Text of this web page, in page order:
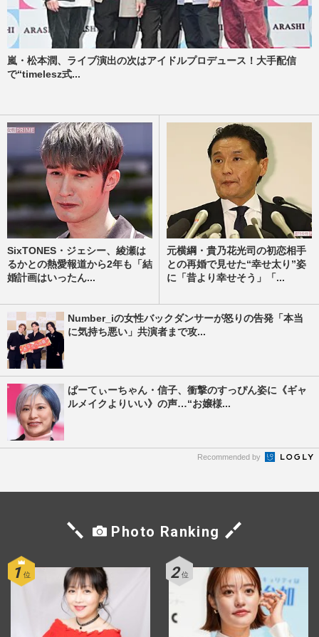
嵐・松本潤、ライブ演出の次はアイドルプロデュース！大手配信
で“timelesz式...
SixTONES・ジェシー、綾瀬は
るかとの熱愛報道から2年も「結
婚計画はいったん...
元横綱・貴乃花光司の初恋相手
との再婚で見せた“幸せ太り”姿
に「昔より幸せそう」「...
Number_iの女性バックダンサーが怒りの告発「本当
に気持ち悪い」共演者まで攻...
ぱーてぃーちゃん・信子、衝撃のすっぴん姿に《ギャ
ルメイクよりいい》の声…“お嬢様...
Recommended by
Photo Ranking